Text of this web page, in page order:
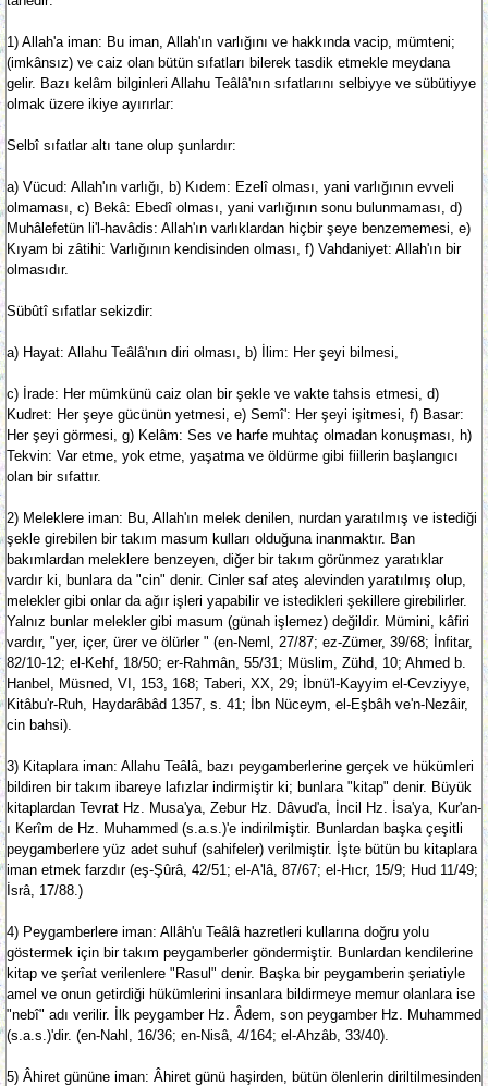
1) Allah'a iman: Bu iman, Allah'ın varlığını ve hakkında vacip, mümteni;
(imkânsız) ve caiz olan bütün sıfatları bilerek tasdik etmekle meydana
gelir. Bazı kelâm bilginleri Allahu Teâlâ'nın sıfatlarını selbiyye ve sübütiyye
olmak üzere ikiye ayırırlar:
Selbî sıfatlar altı tane olup şunlardır:
a) Vücud: Allah'ın varlığı, b) Kıdem: Ezelî olması, yani varlığının evveli
olmaması, c) Bekâ: Ebedî olması, yani varlığının sonu bulunmaması, d)
Muhâlefetün li'l-havâdis: Allah'ın varlıklardan hiçbir şeye benzememesi, e)
Kıyam bi zâtihi: Varlığının kendisinden olması, f) Vahdaniyet: Allah'ın bir
olmasıdır.
Sübûtî sıfatlar sekizdir:
a) Hayat: Allahu Teâlâ'nın diri olması, b) İlim: Her şeyi bilmesi,
c) İrade: Her mümkünü caiz olan bir şekle ve vakte tahsis etmesi, d)
Kudret: Her şeye gücünün yetmesi, e) Semî': Her şeyi işitmesi, f) Basar:
Her şeyi görmesi, g) Kelâm: Ses ve harfe muhtaç olmadan konuşması, h)
Tekvin: Var etme, yok etme, yaşatma ve öldürme gibi fiillerin başlangıcı
olan bir sıfattır.
2) Meleklere iman: Bu, Allah'ın melek denilen, nurdan yaratılmış ve istediği
şekle girebilen bir takım masum kulları olduğuna inanmaktır. Ban
bakımlardan meleklere benzeyen, diğer bir takım görünmez yaratıklar
vardır ki, bunlara da "cin" denir. Cinler saf ateş alevinden yaratılmış olup,
melekler gibi onlar da ağır işleri yapabilir ve istedikleri şekillere girebilirler.
Yalnız bunlar melekler gibi masum (günah işlemez) değildir. Mümini, kâfiri
vardır, "yer, içer, ürer ve ölürler " (en-Neml, 27/87; ez-Zümer, 39/68; İnfitar,
82/10-12; el-Kehf, 18/50; er-Rahmân, 55/31; Müslim, Zühd, 10; Ahmed b.
Hanbel, Müsned, VI, 153, 168; Taberi, XX, 29; İbnü'l-Kayyim el-Cevziyye,
Kitâbu'r-Ruh, Haydarâbâd 1357, s. 41; İbn Nüceym, el-Eşbâh ve'n-Nezâir,
cin bahsi).
3) Kitaplara iman: Allahu Teâlâ, bazı peygamberlerine gerçek ve hükümleri
bildiren bir takım ibareye lafızlar indirmiştir ki; bunlara "kitap" denir. Büyük
kitaplardan Tevrat Hz. Musa'ya, Zebur Hz. Dâvud'a, İncil Hz. İsa'ya, Kur'an-
ı Kerîm de Hz. Muhammed (s.a.s.)'e indirilmiştir. Bunlardan başka çeşitli
peygamberlere yüz adet suhuf (sahifeler) verilmiştir. İşte bütün bu kitaplara
iman etmek farzdır (eş-Şûrâ, 42/51; el-A'lâ, 87/67; el-Hıcr, 15/9; Hud 11/49;
İsrâ, 17/88.)
4) Peygamberlere iman: Allâh'u Teâlâ hazretleri kullarına doğru yolu
göstermek için bir takım peygamberler göndermiştir. Bunlardan kendilerine
kitap ve şerîat verilenlere "Rasul" denir. Başka bir peygamberin şeriatiyle
amel ve onun getirdiği hükümlerini insanlara bildirmeye memur olanlara ise
"nebî" adı verilir. İlk peygamber Hz. Âdem, son peygamber Hz. Muhammed
(s.a.s.)'dir. (en-Nahl, 16/36; en-Nisâ, 4/164; el-Ahzâb, 33/40).
5) Âhiret gününe iman: Âhiret günü haşirden, bütün ölenlerin diriltilmesinden